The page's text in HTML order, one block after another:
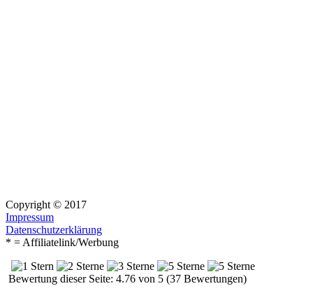
Copyright © 2017
Impressum
Datenschutzerklärung
* = Affiliatelink/Werbung
Bewertung dieser Seite: 4.76 von 5 (37 Bewertungen)